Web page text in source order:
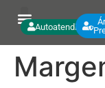
Autoatendimento